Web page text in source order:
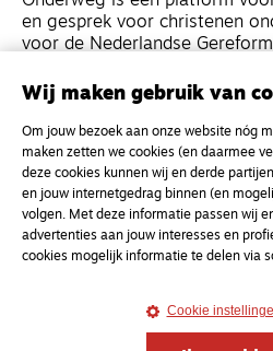
en gesprek voor christenen
voor de Nederlandse
MagazineOnderweg
Kvk-nummer 33277063
NL46 INGB 0117 5827 86
info@onderwegonline.nl
Wij maken gebruik van
Om jouw bezoek aan onze website nóg
maken zetten we cookies (en daarmee
deze cookies kunnen wij en derde
en jouw internetgedrag binnen (en
volgen. Met deze informatie passen wij
advertenties aan jouw interesses en
cookies mogelijk informatie te delen via
Cookie